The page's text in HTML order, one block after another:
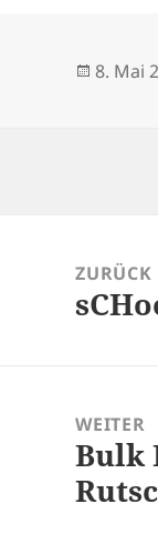
8. Mai
ZURÜCK
WEITER
Bulk